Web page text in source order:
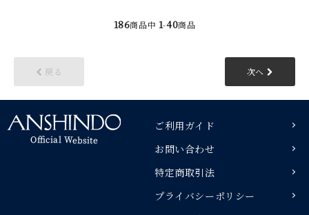
186商品中 1-40商品
戻る 次へ
ご利用ガイド
お問い合わせ
特定商取引法
プライバシーポリシー